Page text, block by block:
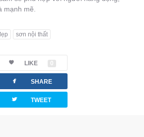
mạnh mẽ.
sơn nội thất
LIKE 0
facebook SHARE
twitterbird TWEET